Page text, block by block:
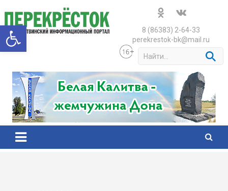
to
content
8 (86383) 2-64-33
perekrestok-bk@mail.ru
a
r
c
h
Открыть панель